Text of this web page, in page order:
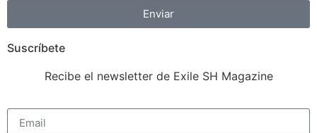
Enviar
Suscríbete
Recibe el newsletter de Exile SH Magazine